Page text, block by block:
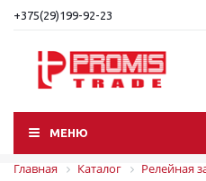
+375(29)199-92-23
МЕНЮ
Главная Каталог
Релейная